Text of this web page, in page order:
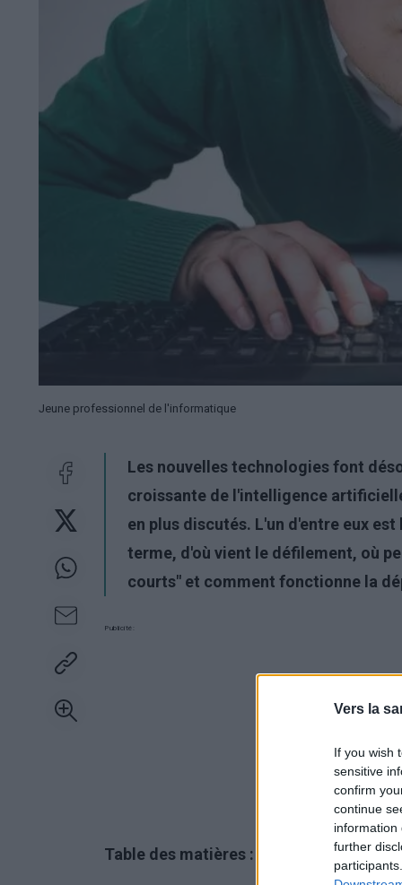
Vers la
If you wish
sensitive
confirm
continue
information
further
Jeune professionnel de l'informatique
Les nouvelles technologies font
croissante de l'intelligence
en plus discutés. L'un d'entre eux
terme, d'où vient le défilement, où
courts" et comment fonctionne la
Publicité:
Table des matières :